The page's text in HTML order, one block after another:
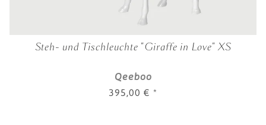
Steh- und Tischleuchte "Giraffe in Love" XS
Qeeboo
395,00 € *